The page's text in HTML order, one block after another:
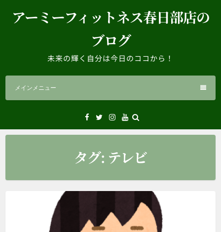
ス
アーミーフィットネス春日部店の
ブログ
未来の輝く自分は今日のココから！
メインメニュー
Facebook
TwitterInstagram
YouTube
タグ: テレビ